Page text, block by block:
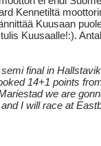
Kennetiltä
Kuusaan
Kuusaalle!:).
final in
14+1 points
we are
I will race at